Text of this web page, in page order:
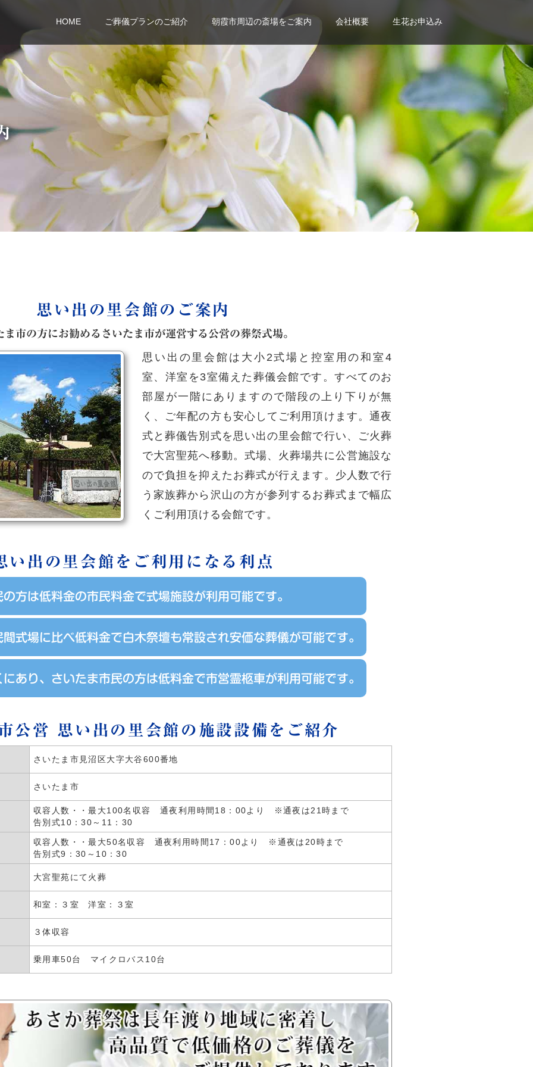
HOME ご葬儀プランのご紹介 朝霞市周辺の斎場をご案内 会社概要 生花お申込み
思い出の里会館のご案内
ま市の方にお勧めるさいたま市が運営する公営の葬祭式場。
思い出の里会館は大小2式場と控室用の和室4
室、洋室を3室備えた葬儀会館です。すべてのお
部屋が一階にありますので階段の上り下りが無
く、ご年配の方も安心してご利用頂けます。通夜
式と葬儀告別式を思い出の里会館で行い、ご火葬
で大宮聖苑へ移動。式場、火葬場共に公営施設な
ので負担を抑えたお葬式が行えます。少人数で行
う家族葬から沢山の方が参列するお葬式まで幅広
くご利用頂ける会館です。
い出の里会館をご利用になる利点
方は低料金の市民料金で式場施設が利用可能です。
式場に比べ低料金で白木祭壇も常設され安価な葬儀が可能です。
あり、さいたま市民の方は低料金で市営霊柩車が利用可能です。
公営 思い出の里会館の 施設設備をご紹介
さいたま市見沼区大字大谷600番地
さいたま市
収容人数・・最大100名収容 通夜利用時間18：00より ※通夜は21時まで
告別式10：30～11：30
収容人数・・最大50名収容 通夜利用時間17：00より ※通夜は20時まで
告別式9：30～10：30
大宮聖苑にて火葬
和室：３室 洋室：３室
３体収容
乗用車50台 マイクロバス10台